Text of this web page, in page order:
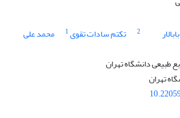
2 تکتم سادات تقوی1 محمد علی
طبیعی دانشگاه تهران
تهران